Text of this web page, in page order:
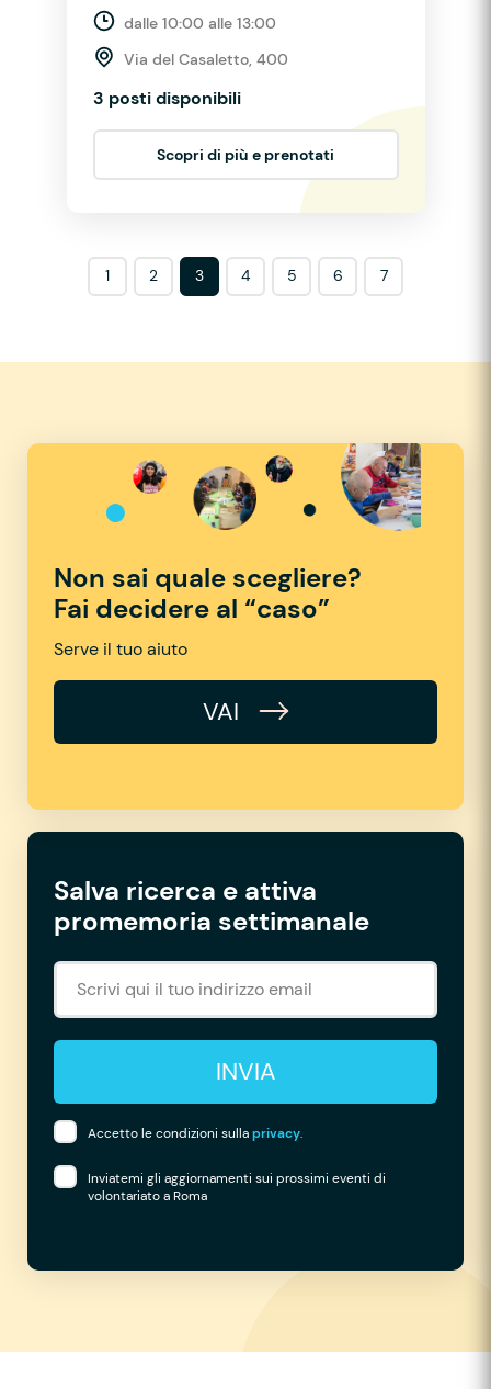
dalle 10:00 alle 13:00
Via del Casaletto, 400
3 posti disponibili
Scopri di più e prenotati
1 2 3 4 5 6 7
Non sai quale scegliere?
Fai decidere al “caso”
Serve il tuo aiuto
VAI
Salva ricerca e attiva
promemoria settimanale
INVIA
Accetto le condizioni sullaprivacy.
Inviatemi gli aggiornamenti sui prossimi eventi di
volontariato a Roma